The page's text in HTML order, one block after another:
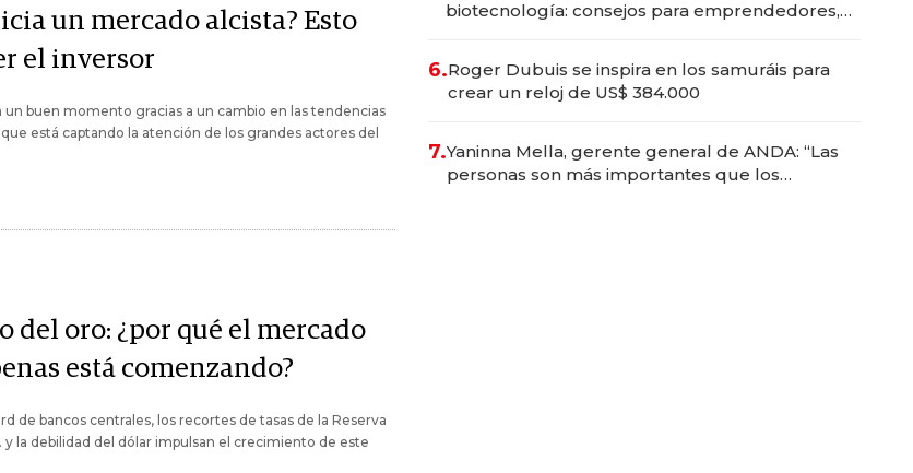
un mercado alcista? Esto
el inversor
un buen momento gracias a un cambio en las tendencias
está captando la atención de los grandes actores del
del oro: ¿por qué el mercado
está comenzando?
de bancos centrales, los recortes de tasas de la Reserva
y la debilidad del dólar impulsan el crecimiento de este
biotecnología: consejos para emprendedores,
6.Roger Dubuis se inspira en los samuráis para
crear un reloj de US$ 384.000
7.Yaninna Mella, gerente general de ANDA: “Las
personas son más importantes que los